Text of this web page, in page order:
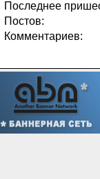
Последнее
Постов:
Комментариев: